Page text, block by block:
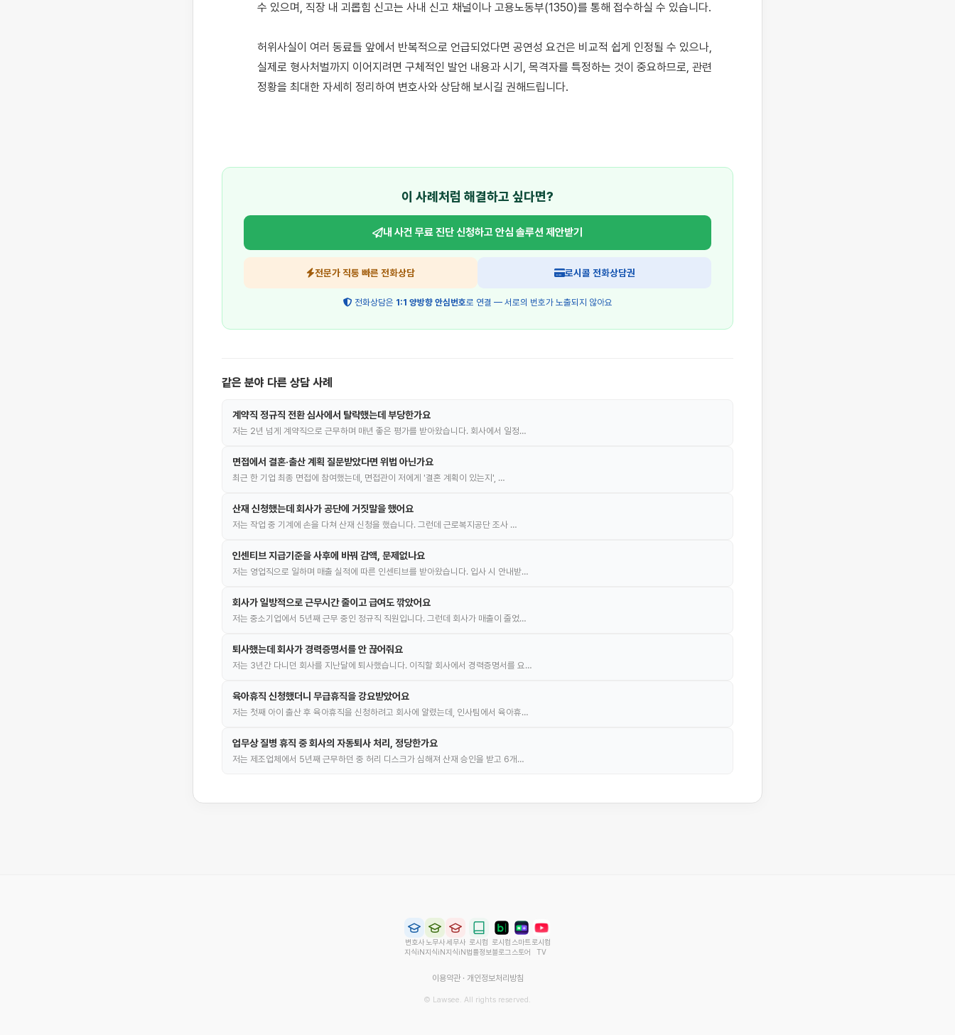
수 있으며, 직장 내 괴롭힘 신고는 사내 신고 채널이나 고용노동부(1350)를 통해 접수하실 수 있습니다.
허위사실이 여러 동료들 앞에서 반복적으로 언급되었다면 공연성 요건은 비교적 쉽게 인정될 수 있으나,
실제로 형사처벌까지 이어지려면 구체적인 발언 내용과 시기, 목격자를 특정하는 것이 중요하므로, 관련
정황을 최대한 자세히 정리하여 변호사와 상담해 보시길 권해드립니다.
이 사례처럼 해결하고 싶다면?
내 사건 무료 진단 신청하고안심 솔루션 제안받기
전문가 직통 빠른 전화상담 로시콜 전화상담권
전화상담은 1:1 양방향 안심번호로 연결 — 서로의 번호가 노출되지 않아요
같은 분야 다른 상담 사례
계약직 정규직 전환 심사에서 탈락했는데 부당한가요
저는 2년 넘게 계약직으로 근무하며 매년 좋은 평가를 받아왔습니다. 회사에서 일정…
면접에서 결혼·출산 계획 질문받았다면 위법 아닌가요
최근 한 기업 최종 면접에 참여했는데, 면접관이 저에게 '결혼 계획이 있는지', …
산재 신청했는데 회사가 공단에 거짓말을 했어요
저는 작업 중 기계에 손을 다쳐 산재 신청을 했습니다. 그런데 근로복지공단 조사 …
인센티브 지급기준을 사후에 바꿔 감액, 문제없나요
저는 영업직으로 일하며 매출 실적에 따른 인센티브를 받아왔습니다. 입사 시 안내받…
회사가 일방적으로 근무시간 줄이고 급여도 깎았어요
저는 중소기업에서 5년째 근무 중인 정규직 직원입니다. 그런데 회사가 매출이 줄었…
퇴사했는데 회사가 경력증명서를 안 끊어줘요
저는 3년간 다니던 회사를 지난달에 퇴사했습니다. 이직할 회사에서 경력증명서를 요…
육아휴직 신청했더니 무급휴직을 강요받았어요
저는 첫째 아이 출산 후 육아휴직을 신청하려고 회사에 알렸는데, 인사팀에서 육아휴…
업무상 질병 휴직 중 회사의 자동퇴사 처리, 정당한가요
저는 제조업체에서 5년째 근무하던 중 허리 디스크가 심해져 산재 승인을 받고 6개…
변호사
지식iN
노무사
지식iN
세무사
지식iN
로시컴
법률정보
로시컴
블로그
스마트
스토어
로시컴
TV
이용약관· 개인정보처리방침
© Lawsee. All rights reserved.